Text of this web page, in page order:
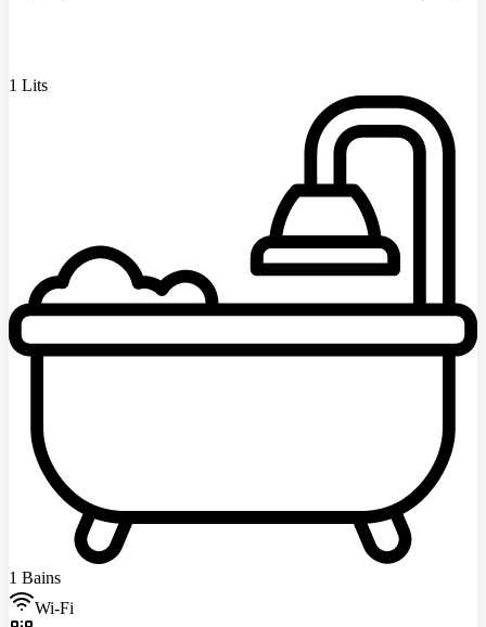
1 Lits
1 Bains
Wi-Fi